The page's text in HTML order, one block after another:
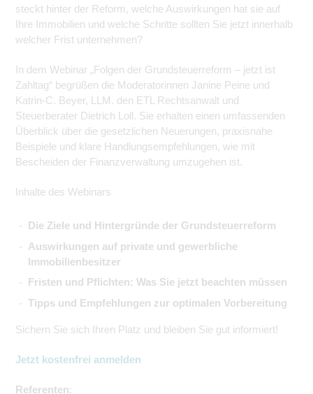
steckt hinter der Reform, welche Auswirkungen hat sie auf
Ihre Immobilien und welche Schritte sollten Sie jetzt innerhalb
welcher Frist unternehmen?
In dem Webinar „Folgen der Grundsteuerreform – jetzt ist
Zahltag“ begrüßen die Moderatorinnen Janine Peine und
Katrin-C. Beyer, LLM. den ETL Rechtsanwalt und
Steuerberater Dietrich Loll. Sie erhalten einen umfassenden
Überblick über die gesetzlichen Neuerungen, praxisnahe
Beispiele und klare Handlungsempfehlungen, wie mit
Bescheiden der Finanzverwaltung umzugehen ist.
Inhalte des Webinars
Die Ziele und Hintergründe der Grundsteuerreform
Auswirkungen auf private und gewerbliche
Immobilienbesitzer
Fristen und Pflichten: Was Sie jetzt beachten müssen
Tipps und Empfehlungen zur optimalen Vorbereitung
Sichern Sie sich Ihren Platz und bleiben Sie gut informiert!
Jetzt kostenfrei anmelden
Referenten: